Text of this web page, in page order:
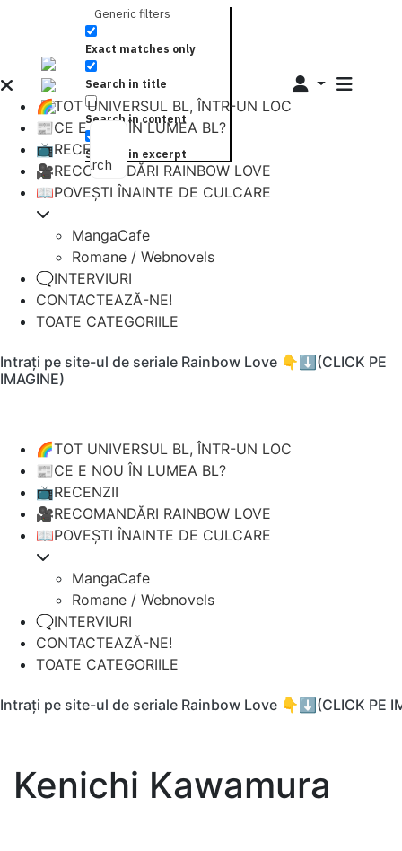
Search
Generic filters
Exact matches only
Search in title
Search in content
Search in excerpt
🌈TOT UNIVERSUL BL, ÎNTR-UN LOC
📰CE E NOU ÎN LUMEA BL?
📺RECENZII
🎥RECOMANDĂRI RAINBOW LOVE
📖POVEȘTI ÎNAINTE DE CULCARE
MangaCafe
Romane / Webnovels
🗨️INTERVIURI
CONTACTEAZĂ-NE!
TOATE CATEGORIILE
Intrați pe site-ul de seriale Rainbow Love 👇⬇️(CLICK PE
IMAGINE)
🌈TOT UNIVERSUL BL, ÎNTR-UN LOC
📰CE E NOU ÎN LUMEA BL?
📺RECENZII
🎥RECOMANDĂRI RAINBOW LOVE
📖POVEȘTI ÎNAINTE DE CULCARE
MangaCafe
Romane / Webnovels
🗨️INTERVIURI
CONTACTEAZĂ-NE!
TOATE CATEGORIILE
Intrați pe site-ul de seriale Rainbow Love 👇⬇️(CLICK PE
Kenichi Kawamura